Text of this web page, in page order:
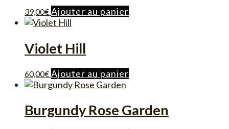
39,00€Ajouter au panier
Violet Hill
60,00€Ajouter au panier
Burgundy Rose Garden